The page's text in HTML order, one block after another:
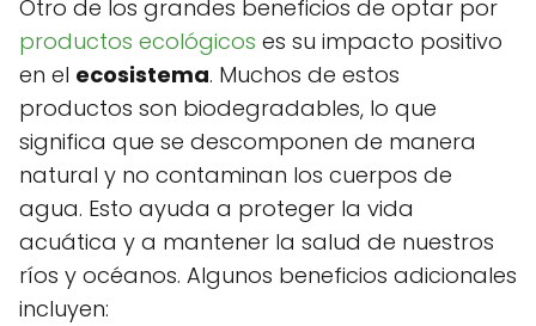
Otro de los grandes beneficios de optar por
productos ecológicos es su impacto positivo
en el ecosistema. Muchos de estos
productos son biodegradables, lo que
significa que se descomponen de manera
natural y no contaminan los cuerpos de
agua. Esto ayuda a proteger la vida
acuática y a mantener la salud de nuestros
ríos y océanos. Algunos beneficios adicionales
incluyen: